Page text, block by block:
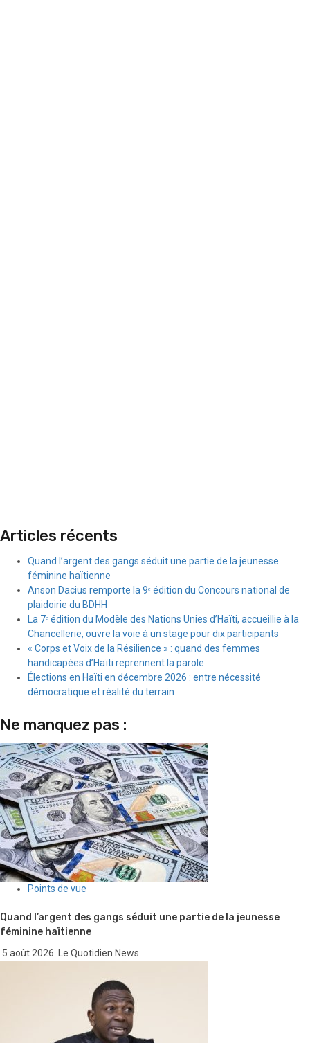
Articles récents
Quand l’argent des gangs séduit une partie de la jeunesse
féminine haïtienne
Anson Dacius remporte la 9ᵉ édition du Concours national de
plaidoirie du BDHH
La 7ᵉ édition du Modèle des Nations Unies d’Haïti, accueillie à la
Chancellerie, ouvre la voie à un stage pour dix participants
« Corps et Voix de la Résilience » : quand des femmes
handicapées d’Haïti reprennent la parole
Élections en Haïti en décembre 2026 : entre nécessité
démocratique et réalité du terrain
Ne manquez pas :
Points de vue
Quand l’argent des gangs séduit une partie de la jeunesse
féminine haïtienne
5 août 2026 Le Quotidien News